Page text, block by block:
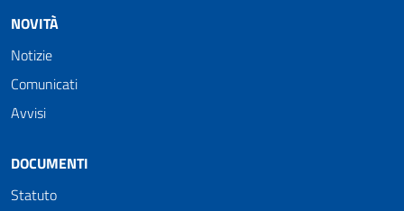
NOVITÀ
Notizie
Comunicati
Avvisi
DOCUMENTI
Statuto